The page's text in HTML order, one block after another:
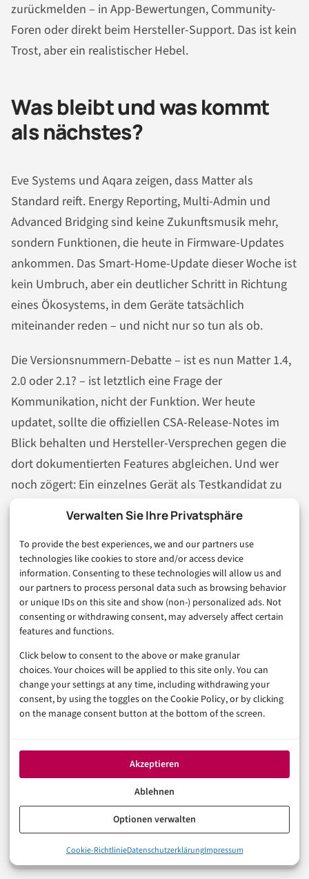
Verwalten Sie Ihre Privatsphäre
To provide the best experiences, we and our partners use
technologies like cookies to store and/or access device
information. Consenting to these technologies will allow us and
our partners to process personal data such as browsing behavior
or unique IDs on this site and show (non-) personalized ads. Not
consenting or withdrawing consent, may adversely affect certain
features and functions.
Click below to consent to the above or make granular
choices. Your choices will be applied to this site only. You can
change your settings at any time, including withdrawing your
consent, by using the toggles on the Cookie Policy, or by clicking
on the manage consent button at the bottom of the screen.
Akzeptieren
Ablehnen
Optionen verwalten
Cookie-RichtlinieDatenschutzerklärungImpressum
zurückmelden – in App-Bewertungen, Community-
Foren oder direkt beim Hersteller-Support. Das ist kein
Trost, aber ein realistischer Hebel.
Was bleibt und was kommt
als nächstes?
Eve Systems und Aqara zeigen, dass Matter als
Standard reift. Energy Reporting, Multi-Admin und
Advanced Bridging sind keine Zukunftsmusik mehr,
sondern Funktionen, die heute in Firmware-Updates
ankommen. Das Smart-Home-Update dieser Woche ist
kein Umbruch, aber ein deutlicher Schritt in Richtung
eines Ökosystems, in dem Geräte tatsächlich
miteinander reden – und nicht nur so tun als ob.
Die Versionsnummern-Debatte – ist es nun Matter 1.4,
2.0 oder 2.1? – ist letztlich eine Frage der
Kommunikation, nicht der Funktion. Wer heute
updatet, sollte die offiziellen CSA-Release-Notes im
Blick behalten und Hersteller-Versprechen gegen die
dort dokumentierten Features abgleichen. Und wer
noch zögert: Ein einzelnes Gerät als Testkandidat zu
eigene Ökosystem bereit ist.
Welche Funktion aus dem aktuellen Matter-Rollout
würde Ihr Smart-Home am stärksten verändern –
Energy-Dashboards, stabileres Multi-Admin oder die
neuen Gerätekategorien?
In der ReiheDigitalisierung
Smartphone-Akku schnell leer: 9 Einstellungen, die
sofort helfen
Botnetze und Credential-Stuffing: Wie
Cyberkriminelle massenweise Zugangsdaten testen